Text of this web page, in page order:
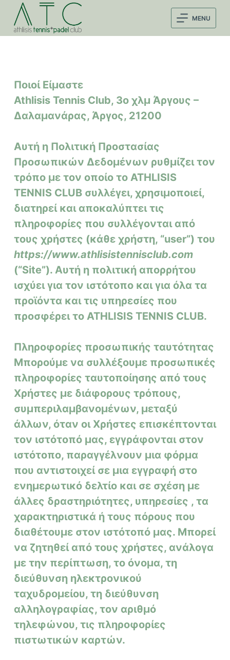
ε
τ
α
η
σ
ο
π
ε
χ
ό
μ
MENU
Ποιοί Είμαστε
Athlisis Tennis Club, 3ο χλμ Άργους –
Δαλαμανάρας, Άργος, 21200
Αυτή η Πολιτική Προστασίας
Προσωπικών Δεδομένων ρυθμίζει τον
τρόπο με τον οποίο το ATHLISIS
TENNIS CLUB συλλέγει, χρησιμοποιεί,
διατηρεί και αποκαλύπτει τις
πληροφορίες που συλλέγονται από
τους χρήστες (κάθε χρήστη, “user”) του
https://www.athlisistennisclub.com
(“Site”). Αυτή η πολιτική απορρήτου
ισχύει για τον ιστότοπο και για όλα τα
προϊόντα και τις υπηρεσίες που
προσφέρει το ATHLISIS TENNIS CLUB.
Πληροφορίες προσωπικής ταυτότητας
Μπορούμε να συλλέξουμε προσωπικές
πληροφορίες ταυτοποίησης από τους
Χρήστες με διάφορους τρόπους,
συμπεριλαμβανομένων, μεταξύ
άλλων, όταν οι Χρήστες επισκέπτονται
τον ιστότοπό μας, εγγράφονται στον
ιστότοπο, παραγγέλνουν μια φόρμα
που αντιστοιχεί σε μια εγγραφή στο
ενημερωτικό δελτίο και σε σχέση με
άλλες δραστηριότητες, υπηρεσίες , τα
χαρακτηριστικά ή τους πόρους που
διαθέτουμε στον ιστότοπό μας. Μπορεί
να ζητηθεί από τους χρήστες, ανάλογα
με την περίπτωση, το όνομα, τη
διεύθυνση ηλεκτρονικού
ταχυδρομείου, τη διεύθυνση
αλληλογραφίας, τον αριθμό
τηλεφώνου, τις πληροφορίες
πιστωτικών καρτών.